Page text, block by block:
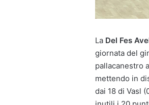
La Del Fes
giornata del
pallacanestro
mettendo in
dai 18 di Vasl